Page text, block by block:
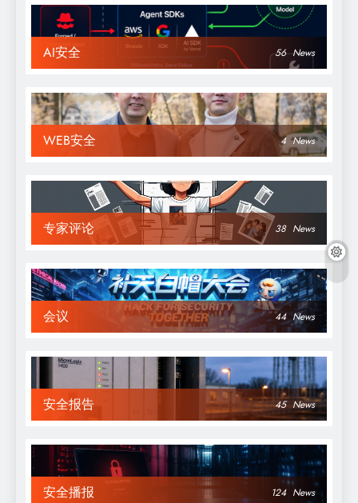
AI安全 56 News
WEB安全 4 News
专家评论 38 News
会议 44 News
安全报告 45 News
安全播报 124 News